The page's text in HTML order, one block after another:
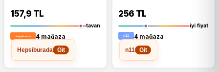
157,9 TL
tavan
4 mağaza
Hepsiburada
Git
256 TL
iyi fiyat
4 mağaza
n11
Git